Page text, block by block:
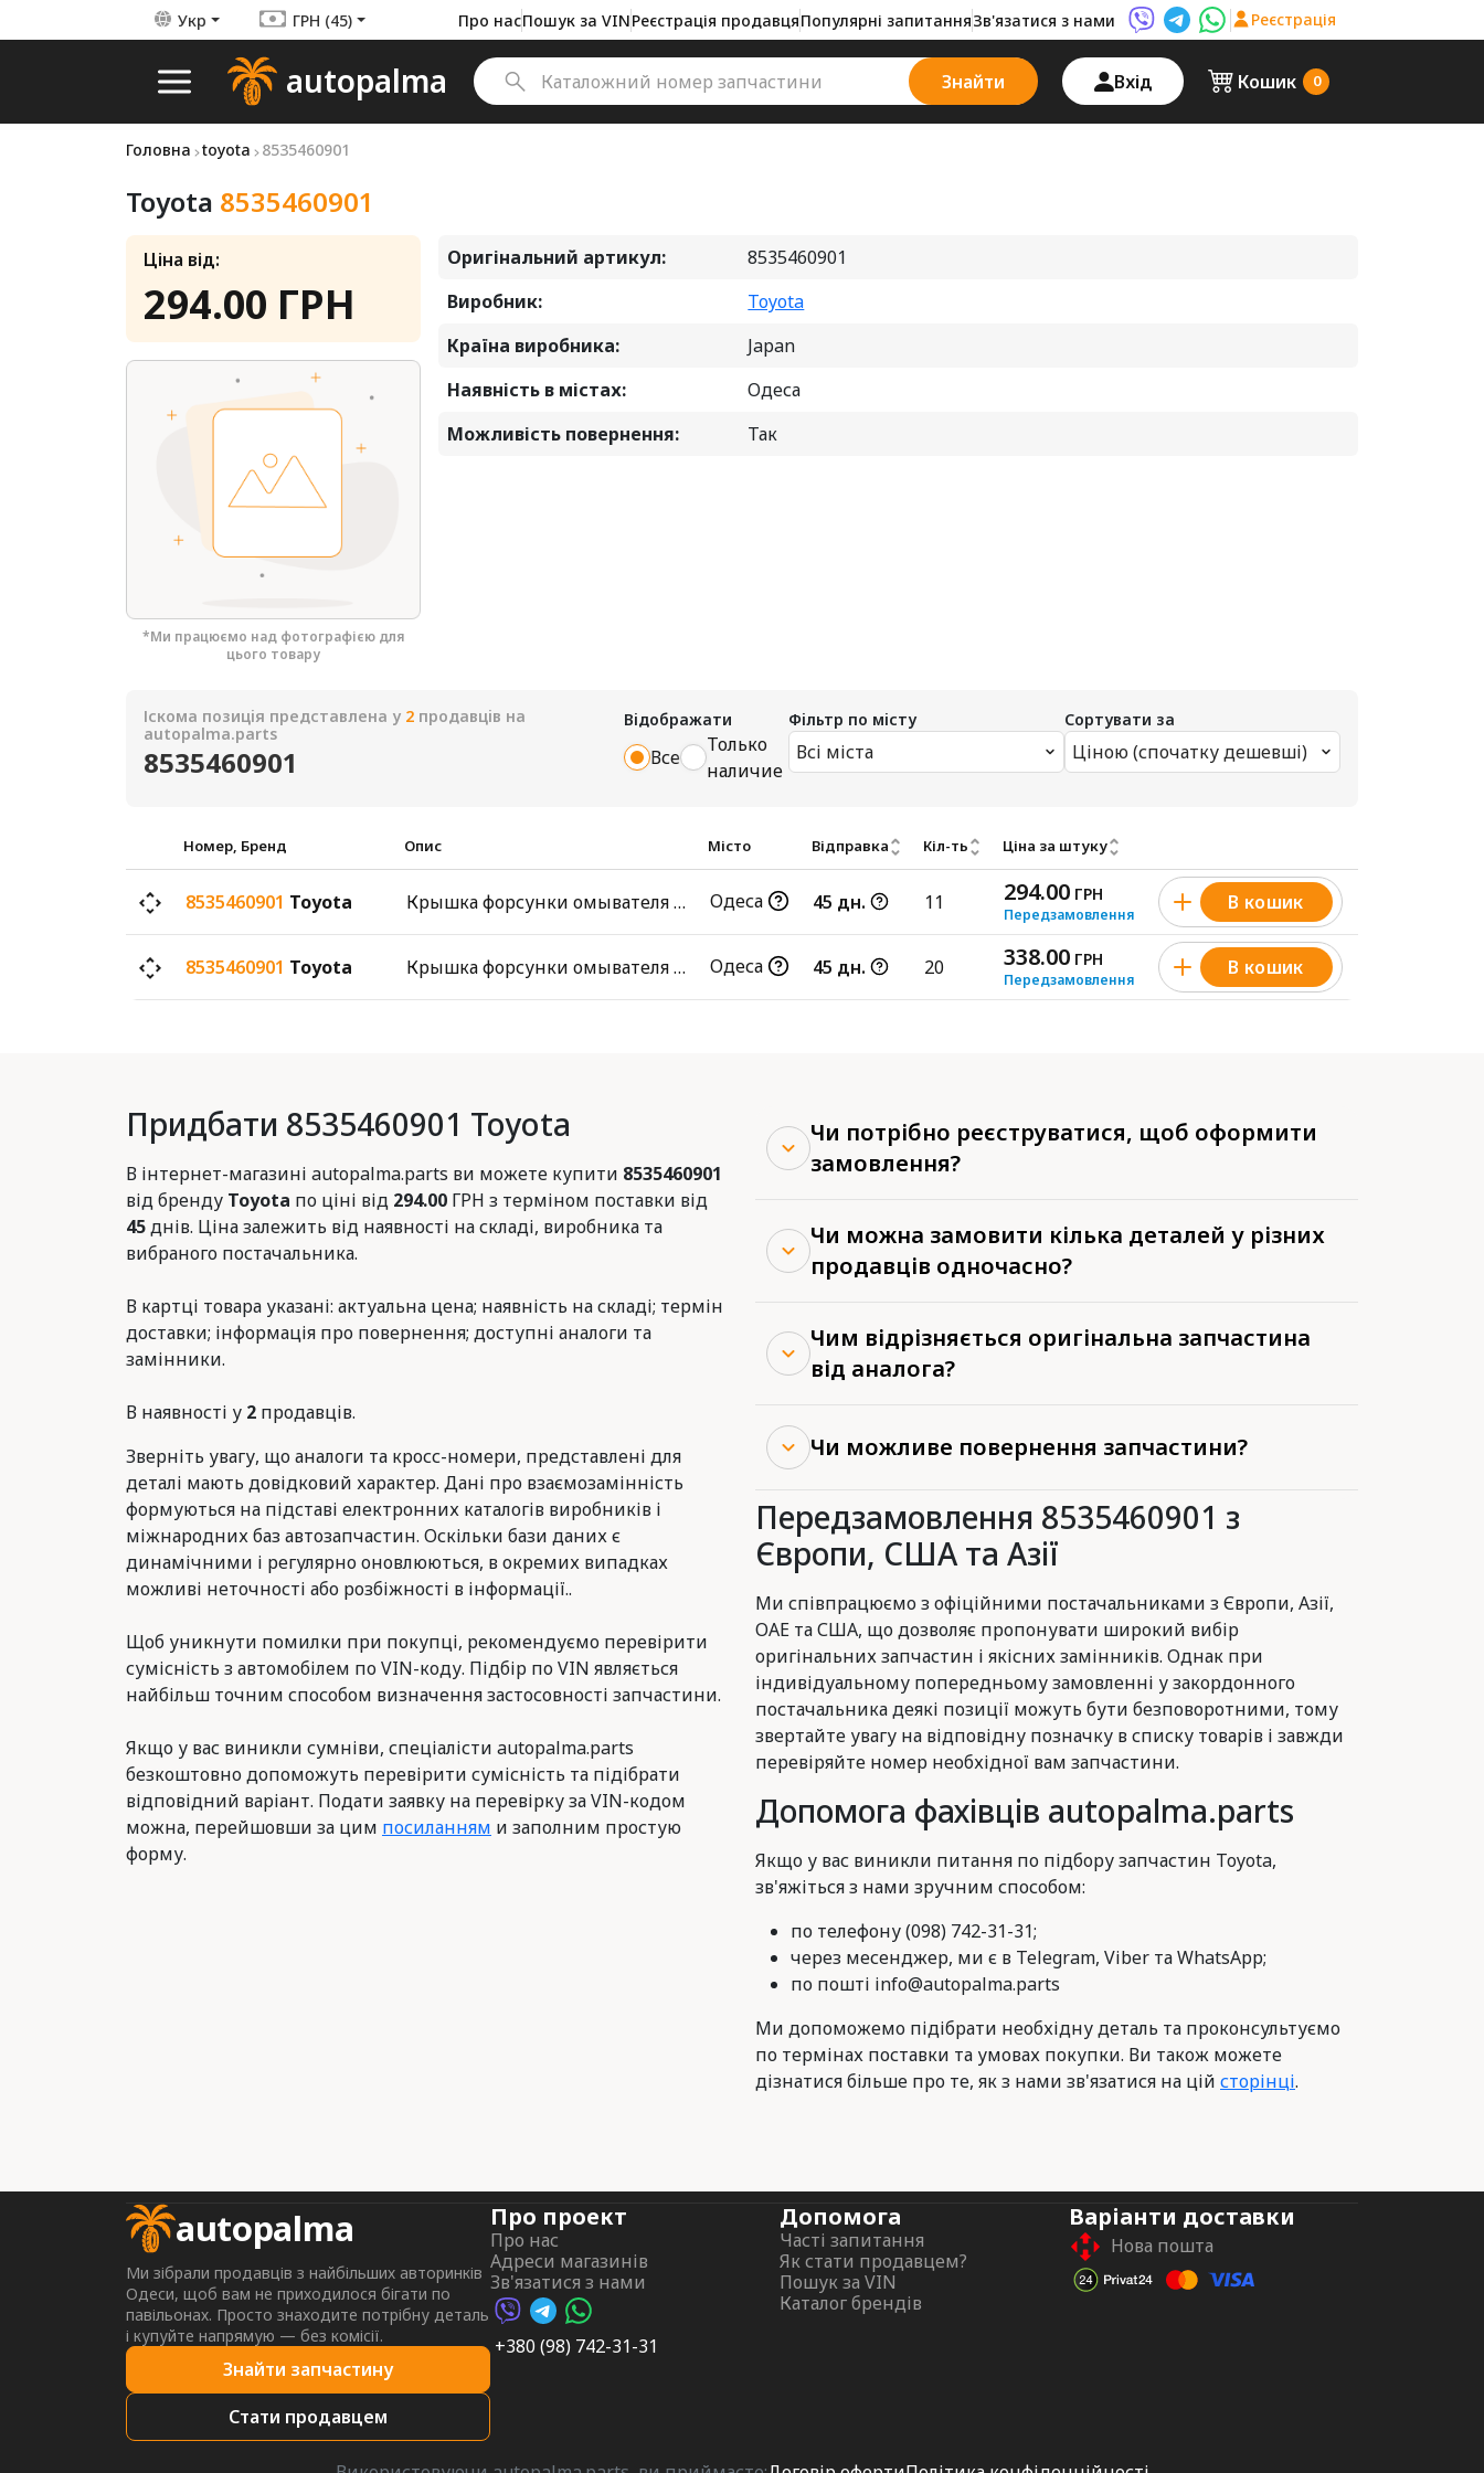
Укр ГРН (45) Про насПошук за VINРеєстрація продавцяПопулярні запитанняЗв'язатися з нами Viber AutoPalma
Telegram AutoPalma
WhatsApp AutoPalma
Реєстрація
autopalma Знайти Вхід Кошик 0
Головна toyota 8535460901
Toyota 8535460901
Ціна від:
294.00 ГРН
*Ми працюємо над фотографією для
цього товару
Оригінальний артикул:
8535460901
Виробник:
Toyota
Країна виробника:
Japan
Наявність в містах:
Одеса
Можливість повернення:
Так
Іскома позиція представлена у 2 продавців на
autopalma.parts
8535460901
Відображати
Все
Только
наличие
Фільтр по місту
Всі міста
Сортувати за
Ціною (спочатку дешевші)
Номер, Бренд Опис Місто Відправка Кіл-ть Ціна за штуку
8535460901 Toyota Крышка форсунки омывателя фар Одеса 45 дн. 11 294.00 ГРН
Передзамовлення
В кошик
8535460901 Toyota Крышка форсунки омывателя фар Одеса 45 дн. 20 338.00 ГРН
Передзамовлення
В кошик
Придбати 8535460901 Toyota
В інтернет-магазині autopalma.parts ви можете купити 8535460901
від бренду Toyota по ціні від 294.00 ГРН з терміном поставки від
45днів. Ціна залежить від наявності на складі, виробника та
вибраного постачальника.
В картці товара указані: актуальна цена; наявність на складі; термін
доставки; інформація про повернення; доступні аналоги та
замінники.
В наявності у 2 продавців.
Зверніть увагу, що аналоги та кросс-номери, представлені для
деталі мають довідковий характер. Дані про взаємозамінність
формуються на підставі електронних каталогів виробників і
міжнародних баз автозапчастин. Оскільки бази даних є
динамічними і регулярно оновлюються, в окремих випадках
можливі неточності або розбіжності в інформації..
Щоб уникнути помилки при покупці, рекомендуємо перевірити
сумісність з автомобілем по VIN-коду. Підбір по VIN являється
найбільш точним способом визначення застосовності запчастини.
Якщо у вас виникли сумніви, спеціалісти autopalma.parts
безкоштовно допоможуть перевірити сумісність та підібрати
відповідний варіант. Подати заявку на перевірку за VIN-кодом
можна, перейшовши за цим посиланням и заполним простую
форму.
Чи потрібно реєструватися, щоб оформити
замовлення?
Чи можна замовити кілька деталей у різних
продавців одночасно?
Чим відрізняється оригінальна запчастина
від аналога?
Чи можливе повернення запчастини?
Передзамовлення 8535460901 з
Європи, США та Азії
Ми співпрацюємо з офіційними постачальниками з Європи, Азії,
ОАЕ та США, що дозволяє пропонувати широкий вибір
оригінальних запчастин і якісних замінників. Однак при
індивідуальному попередньому замовленні у закордонного
постачальника деякі позиції можуть бути безповоротними, тому
звертайте увагу на відповідну позначку в списку товарів і завжди
перевіряйте номер необхідної вам запчастини.
Допомога фахівців autopalma.parts
Якщо у вас виникли питання по підбору запчастин Toyota,
зв'яжіться з нами зручним способом:
по телефону (098) 742-31-31;
через месенджер, ми є в Telegram, Viber та WhatsApp;
по пошті info@autopalma.parts
Ми допоможемо підібрати необхідну деталь та проконсультуємо
по термінах поставки та умовах покупки. Ви також можете
дізнатися більше про те, як з нами зв'язатися на цій сторінці.
autopalma
Ми зібрали продавців з найбільших авторинків
Одеси, щоб вам не приходилося бігати по
павільонах. Просто знаходите потрібну деталь
і купуйте напрямую — без комісії.
Знайти запчастину
Стати продавцем
Про проект
Про нас
Адреси магазинів
Зв'язатися з нами
Viber AutoPalma
Telegram AutoPalma
WhatsApp AutoPalma
+380 (98) 742-31-31
Допомога
Часті запитання
Як стати продавцем?
Пошук за VIN
Каталог брендів
Варіанти доставки
Нова пошта